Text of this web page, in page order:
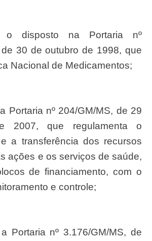
de 30 de outubro de 1998, que
Nacional de Medicamentos;
2007, que regulamenta o
a transferência dos recursos
ações e os serviços de saúde,
de financiamento, com o
e controle;